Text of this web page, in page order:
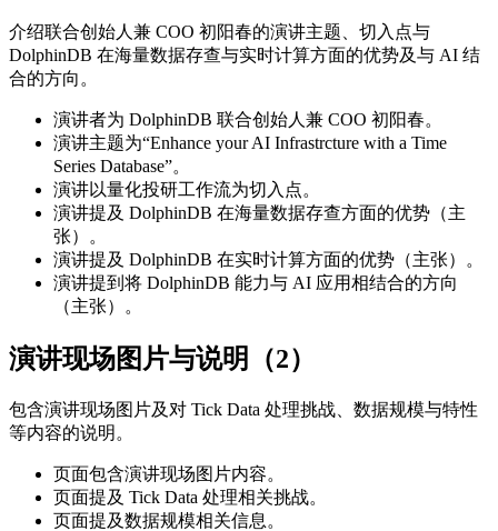
介绍联合创始人兼 COO 初阳春的演讲主题、切入点与
DolphinDB 在海量数据存查与实时计算方面的优势及与 AI 结
合的方向。
演讲者为 DolphinDB 联合创始人兼 COO 初阳春。
演讲主题为“Enhance your AI Infrastrcture with a Time
Series Database”。
演讲以量化投研工作流为切入点。
演讲提及 DolphinDB 在海量数据存查方面的优势（主
张）。
演讲提及 DolphinDB 在实时计算方面的优势（主张）。
演讲提到将 DolphinDB 能力与 AI 应用相结合的方向
（主张）。
演讲现场图片与说明（2）
包含演讲现场图片及对 Tick Data 处理挑战、数据规模与特性
等内容的说明。
页面包含演讲现场图片内容。
页面提及 Tick Data 处理相关挑战。
页面提及数据规模相关信息。